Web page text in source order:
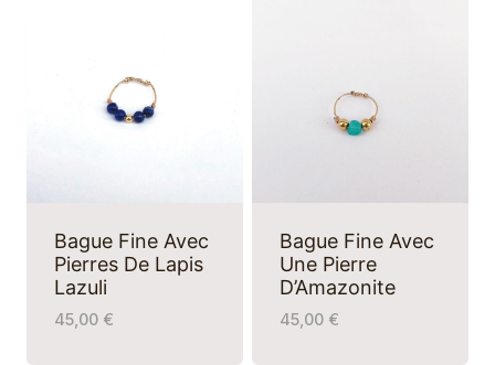
Bague Fine Avec
Pierres De Lapis
Lazuli
45,00 €
Bague Fine Avec
Une Pierre
D’Amazonite
45,00 €